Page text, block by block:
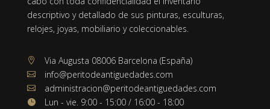
descriptivo y detallado de sus pinturas, esculturas,
relojes, joyas, mobiliario y coleccionables.
 Via Augusta 08006 Barcelona (España)
 info@peritodeantiguedades.com
 administracion@peritodeantiguedades.com
 Lun - vie. 9:00 - 15:00 / 16:00 - 18:00